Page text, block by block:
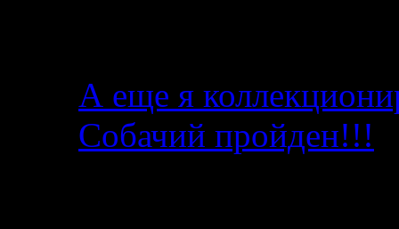
А еще я
Собачий пройден!!!